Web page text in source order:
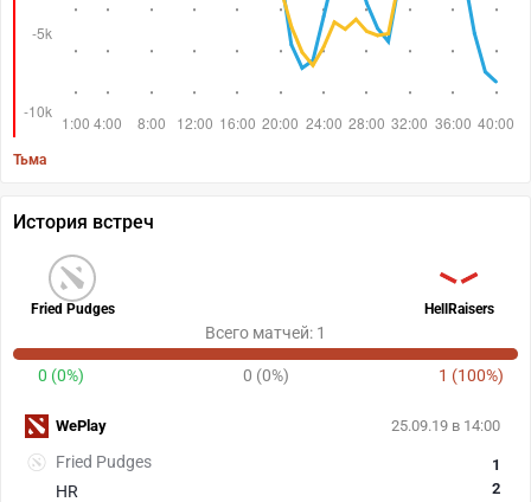
Тьма
История встреч
Fried Pudges HellRaisers
Всего матчей: 1
0 (0%) 0 (0%) 1 (100%)
25.09.19 в 14:00
Fried Pudges
HR
1
2
WePlay